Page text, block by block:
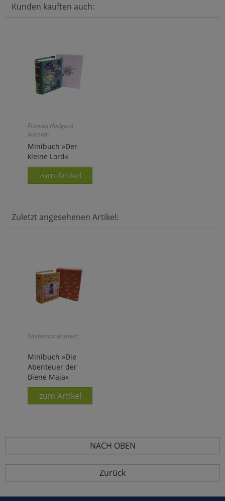
Kunden kauften auch:
Frances Hodgson
Burnett:
Minibuch »Der
kleine Lord«
zum Artikel
Zuletzt angesehenen Artikel:
Waldemar Bonsels:
Minibuch »Die
Abenteuer der
Biene Maja«
zum Artikel
NACH OBEN
Zurück